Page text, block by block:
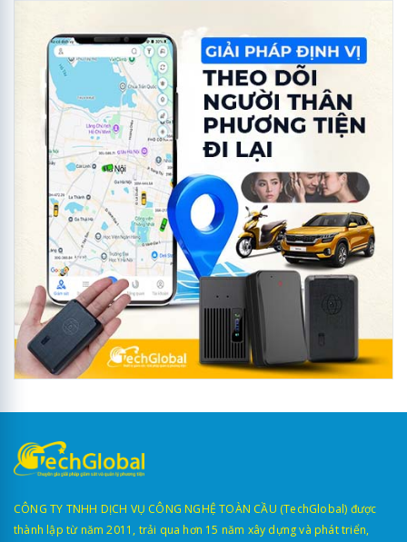
CÔNG TY TNHH DỊCH VỤ CÔNG NGHỆ TOÀN CẦU (TechGlobal) được
thành lập từ năm 2011, trải qua hơn 15 năm xây dựng và phát triển,